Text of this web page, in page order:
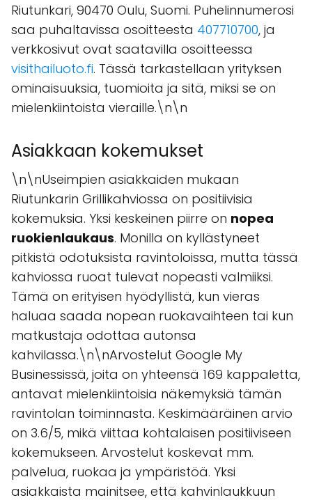
Riutunkari, 90470 Oulu, Suomi. Puhelinnumerosi
saa puhaltavissa osoitteesta 407710700, ja
verkkosivut ovat saatavilla osoitteessa
visithailuoto.fi. Tässä tarkastellaan yrityksen
ominaisuuksia, tuomioita ja sitä, miksi se on
mielenkiintoista vieraille.\n\n
Asiakkaan kokemukset
\n\nUseimpien asiakkaiden mukaan
Riutunkarin Grillikahviossa on positiivisia
kokemuksia. Yksi keskeinen piirre on nopea
ruokienlaukaus. Monilla on kyllästyneet
pitkistä odotuksista ravintoloissa, mutta tässä
kahviossa ruoat tulevat nopeasti valmiiksi.
Tämä on erityisen hyödyllistä, kun vieras
haluaa saada nopean ruokavaihteen tai kun
matkustaja odottaa autonsa
kahvilassa.\n\nArvostelut Google My
Businessissä, joita on yhteensä 169 kappaletta,
antavat mielenkiintoisia näkemyksiä tämän
ravintolan toiminnasta. Keskimääräinen arvio
on 3.6/5, mikä viittaa kohtalaisen positiiviseen
kokemukseen. Arvostelut koskevat mm.
palvelua, ruokaa ja ympäristöä. Yksi
asiakkaista mainitsee, että kahvinlaukkuun